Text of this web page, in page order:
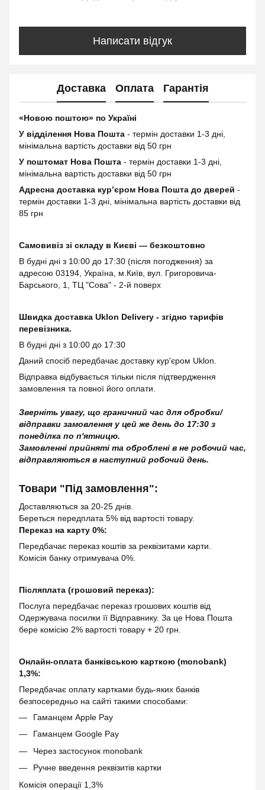
Написати відгук
Доставка Оплата Гарантія
«Новою поштою» по Україні
У відділення Нова Пошта - термін доставки 1-3 дні,
мінімальна вартість доставки від 50 грн
У поштомат Нова Пошта - термін доставки 1-3 дні,
мінімальна вартість доставки від 50 грн
Адресна доставка курʼєром Нова Пошта до дверей -
термін доставки 1-3 дні, мінімальна вартість доставки від
85 грн
Самовивіз зі складу в Києві — безкоштовно
В будні дні з 10:00 до 17:30 (після погодження) за
адресою 03194, Україна, м.Київ, вул. Григоровича-
Барського, 1, ТЦ "Сова" - 2-й поверх
Швидка доставка Uklon Delivery - згідно тарифів
перевізника.
В будні дні з 10:00 до 17:30
Даний спосіб передбачає доставку кур'єром Uklon.
Відправка відбувається тільки після підтвердження
замовлення та повної його оплати.
Зверніть увагу, що граничний час для обробки/
відправки замовлення у цей же день до 17:30 з
понеділка по п'ятницю.
Замовленні прийняті та оброблені в не робочий час,
відправляються в наступний робочий день.
Товари "Під замовлення":
Доставляються за 20-25 днів.
Береться передплата 5% від вартості товару.
Переказ на карту 0%:
Передбачає переказ коштів за реквізитами карти.
Комісія банку отримувача 0%.
Післяплата (грошовий переказ):
Послуга передбачає переказ грошових коштів від
Одержувача посилки її Відправнику. За це Нова Пошта
бере комісію 2% вартості товару + 20 грн.
Онлайн-оплата банківською карткою (monobank)
1,3%:
Передбачає оплату картками будь-яких банків
безпосередньо на сайті такими способами:
Гаманцем Apple Pay
Гаманцем Google Pay
Через застосунок monobank
Ручне введення реквізитів картки
Комісія операції 1,3%